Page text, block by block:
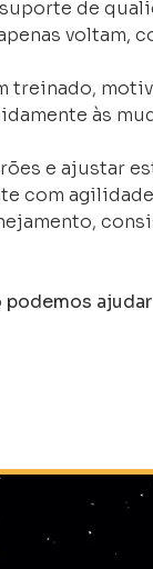
de
voltam,
treinado,
às
e ajustar
com